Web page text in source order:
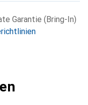
Garantie (Bring-In)